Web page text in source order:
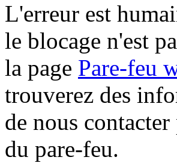
L'erreur est
le blocage n'est
la page Pare-feu
trouverez des
de nous
du pare-feu.